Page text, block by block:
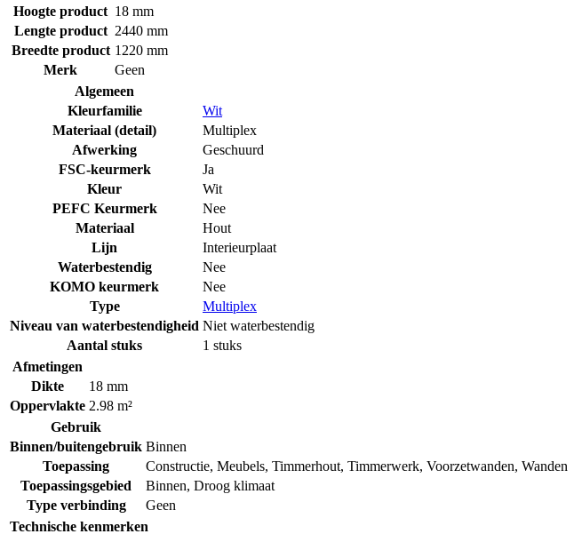
Hoogte product 18 mm
Lengte product 2440 mm
Breedte product 1220 mm
Merk
Geen
Algemeen
Kleurfamilie
Wit
Materiaal (detail)
Multiplex
Afwerking
Geschuurd
FSC-keurmerk
Ja
Kleur
Wit
PEFC Keurmerk
Nee
Materiaal
Hout
Lijn
Interieurplaat
Waterbestendig
Nee
KOMO keurmerk
Nee
Type
Multiplex
Niveau van waterbestendigheid Niet waterbestendig
Aantal stuks
1 stuks
Afmetingen
Dikte
18 mm
Oppervlakte 2.98 m²
Gebruik
Binnen/buitengebruik Binnen
Toepassing
Constructie, Meubels, Timmerhout, Timmerwerk, Voorzetwanden, Wanden
Toepassingsgebied
Binnen, Droog klimaat
Type verbinding
Geen
Technische kenmerken